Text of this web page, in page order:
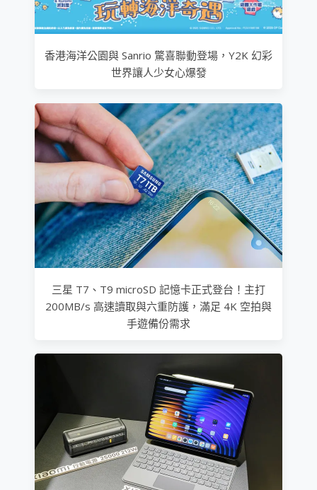
香港海洋公園與 Sanrio 驚喜聯動登場，Y2K 幻彩
世界讓人少女心爆發
三星 T7、T9 microSD 記憶卡正式登台！主打
200MB/s 高速讀取與六重防護，滿足 4K 空拍與
手遊備份需求